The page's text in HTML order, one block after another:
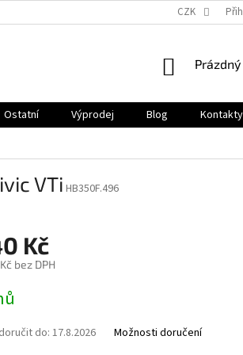
CZK
Ostatní Výprodej Blog Kontakty
VTi HB350F.496
Kč
bez DPH
do: 17.8.2026 Možnosti doručení